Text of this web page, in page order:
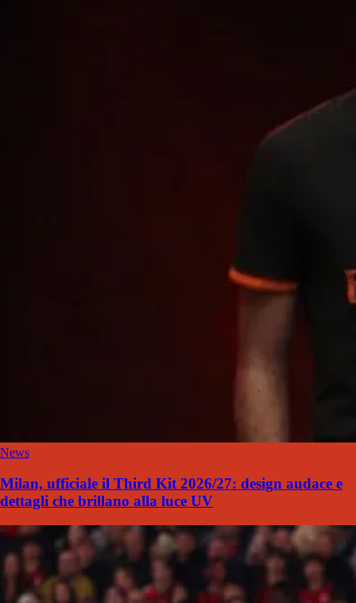
News
Milan, ufficiale il Third Kit 2026/27: design audace e
dettagli che brillano alla luce UV